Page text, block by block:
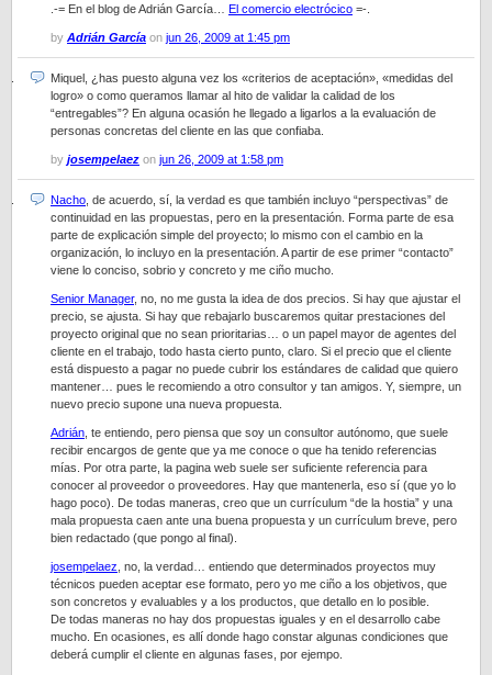
.-= En el blog de Adrián García… El comercio electrócico =-.
by Adrián García on jun 26, 2009 at 1:45 pm
Miquel, ¿has puesto alguna vez los «criterios de aceptación», «medidas del
logro» o como queramos llamar al hito de validar la calidad de los
“entregables”? En alguna ocasión he llegado a ligarlos a la evaluación de
personas concretas del cliente en las que confiaba.
by josempelaez on jun 26, 2009 at 1:58 pm
Nacho , de acuerdo, sí, la verdad es que también incluyo “perspectivas” de
continuidad en las propuestas, pero en la presentación. Forma parte de esa
parte de explicación simple del proyecto; lo mismo con el cambio en la
organización, lo incluyo en la presentación. A partir de ese primer “contacto”
viene lo conciso, sobrio y concreto y me ciño mucho.
Senior Manager, no, no me gusta la idea de dos precios. Si hay que ajustar el
precio, se ajusta. Si hay que rebajarlo buscaremos quitar prestaciones del
proyecto original que no sean prioritarias… o un papel mayor de agentes del
cliente en el trabajo, todo hasta cierto punto, claro. Si el precio que el cliente
está dispuesto a pagar no puede cubrir los estándares de calidad que quiero
mantener… pues le recomiendo a otro consultor y tan amigos. Y, siempre, un
nuevo precio supone una nueva propuesta.
Adrián , te entiendo, pero piensa que soy un consultor autónomo, que suele
recibir encargos de gente que ya me conoce o que ha tenido referencias
mías. Por otra parte, la pagina web suele ser suficiente referencia para
conocer al proveedor o proveedores. Hay que mantenerla, eso sí (que yo lo
hago poco). De todas maneras, creo que un currículum “de la hostia” y una
mala propuesta caen ante una buena propuesta y un currículum breve, pero
bien redactado (que pongo al final).
josempelaez , no, la verdad… entiendo que determinados proyectos muy
técnicos pueden aceptar ese formato, pero yo me ciño a los objetivos, que
son concretos y evaluables y a los productos, que detallo en lo posible.
De todas maneras no hay dos propuestas iguales y en el desarrollo cabe
mucho. En ocasiones, es allí donde hago constar algunas condiciones que
deberá cumplir el cliente en algunas fases, por ejempo.